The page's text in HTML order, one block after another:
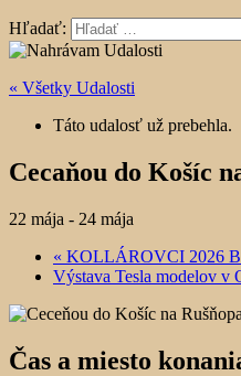
Hľadať:
« Všetky Udalosti
Táto udalosť už prebehla.
Cecaňou do Košíc
22 mája - 24 mája
« KOLLÁROVCI 2026
Výstava Tesla modelov v
Čas a miesto